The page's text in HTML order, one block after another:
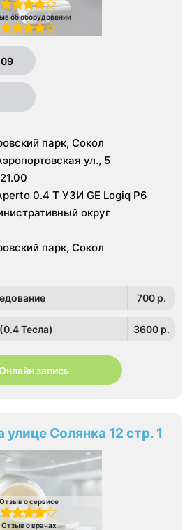
об оборудовании
парк, Сокол
ул., 5
0.4 Т УЗИ GE Logiq P6
округ
парк, Сокол
700 p.
Тесла) 3600 p.
запись
Солянка 12 стр. 1
Отзыв о сервисе
Отзыв о врачах